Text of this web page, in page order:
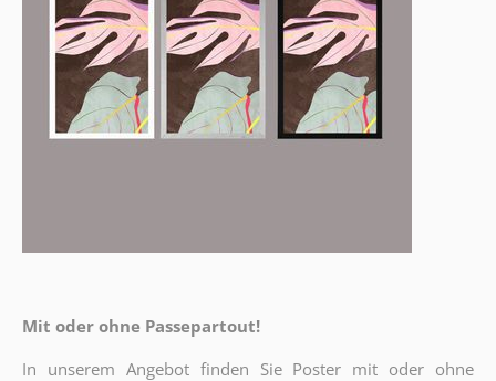
Mit oder ohne Passepartout!
In unserem Angebot finden Sie Poster mit oder ohne